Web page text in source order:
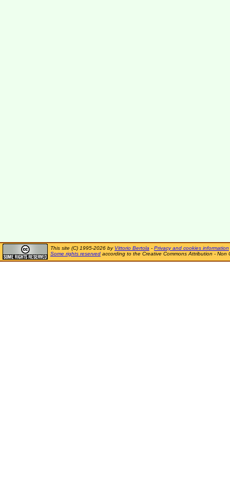
This site (C) 1995-2026 by Vittorio Bertola - Privacy and cookies information
Some rights reserved according to the Creative Commons Attribution - Non